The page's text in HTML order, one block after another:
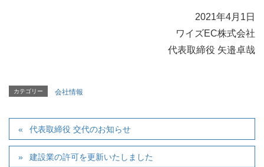
2021年4月1日
ワイズEC株式会社
代表取締役 矢邉卓哉
カテゴリー 会社情報
代表取締役 交代のお知らせ
建設業の許可を更新いたしました